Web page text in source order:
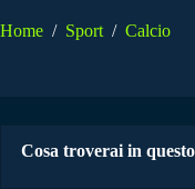
Home / Sport / Calcio
Cosa troverai in